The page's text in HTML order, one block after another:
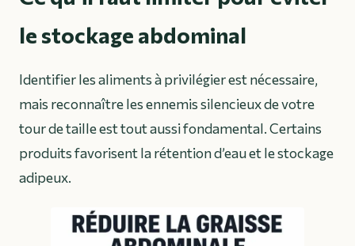
le stockage abdominal
Identifier les aliments à privilégier est nécessaire,
mais reconnaître les ennemis silencieux de votre
tour de taille est tout aussi fondamental. Certains
produits favorisent la rétention d’eau et le stockage
adipeux.